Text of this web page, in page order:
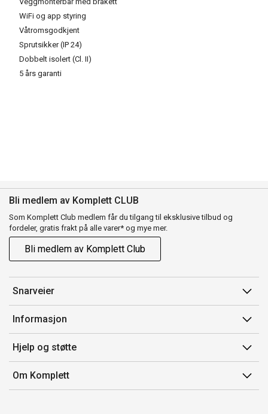
WiFi og app styring
Våtromsgodkjent
Sprutsikker (IP 24)
Dobbelt isolert (Cl. II)
5 års garanti
Bli medlem av Komplett CLUB
Som Komplett Club medlem får du tilgang til eksklusive tilbud og
fordeler, gratis frakt på alle varer* og mye mer.
Bli medlem av Komplett Club
Snarveier
Min side
Ordreoversikt
Flex
Komplett Club
Informasjon
Salgsbetingelser
Medlemsvilkår for Komplett Club
Merker/produsent
Hjelp og støtte
Kontakt oss
Kundeservice
Om Komplett